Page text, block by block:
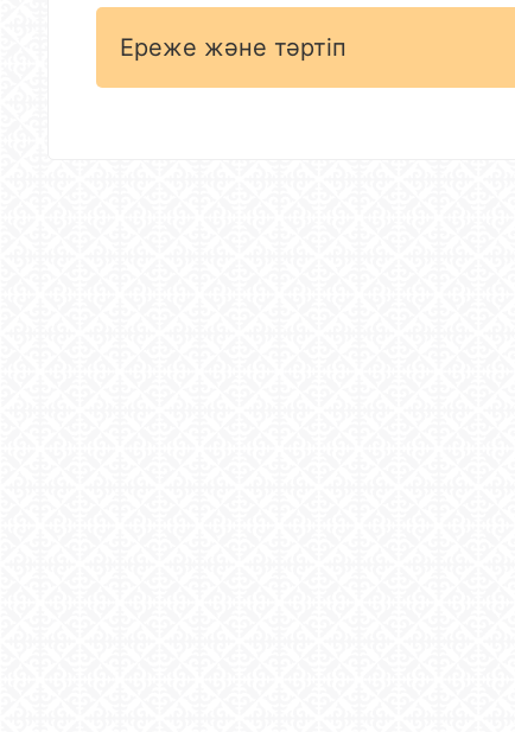
Ереже және тәртіп